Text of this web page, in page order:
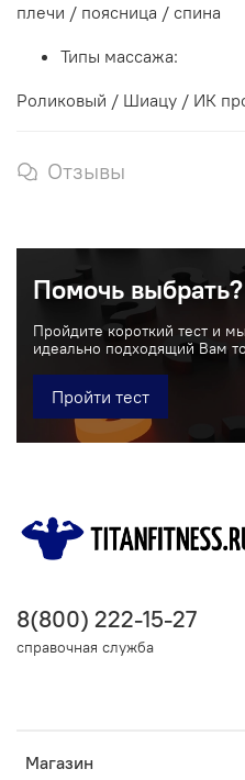
плечи / поясница / спина
Типы массажа:
Роликовый / Шиацу / ИК
Отзывы
Помочь выбрать?
Пройдите короткий тест и
идеально подходящий Вам
Пройти тест
Магазин
8(800) 222-15-27
справочная служба